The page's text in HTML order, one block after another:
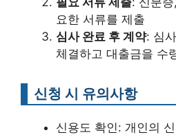
요한 서류를 제출
심사 완료 후 계약: 심
체결하고 대출금을 수
신청 시 유의사항
신용도 확인: 개인의